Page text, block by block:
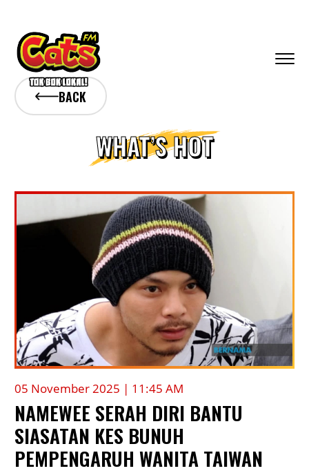
BACK
WHAT’S HOT
05 November 2025 | 11:45 AM
NAMEWEE SERAH DIRI BANTU
SIASATAN KES BUNUH
PEMPENGARUH WANITA TAIWAN